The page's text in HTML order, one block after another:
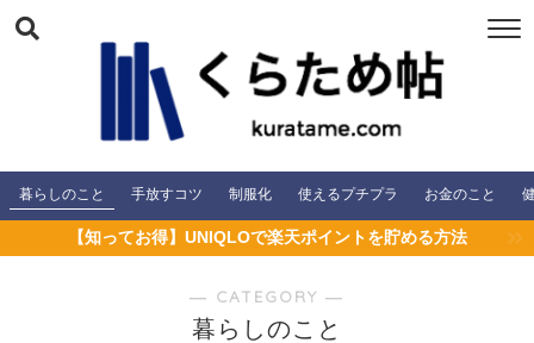
暮らしのこと 手放すコツ 制服化 使えるプチプラ お金のこと
【知ってお得】UNIQLOで楽天ポイントを貯める方法
― CATEGORY ―
暮らしのこと